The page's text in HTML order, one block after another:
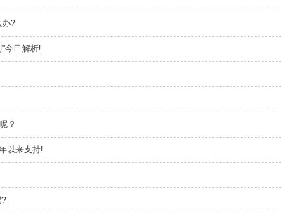
办?
今日解析!
？
以来支持!
?